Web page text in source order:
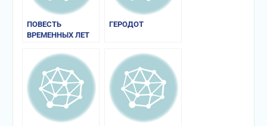
ПОВЕСТЬ
ВРЕМЕННЫХ ЛЕТ
ГЕРОДОТ